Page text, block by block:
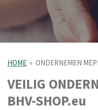
HOME » ONDERNEMEN
VEILIG
BHV-SHOP.eu